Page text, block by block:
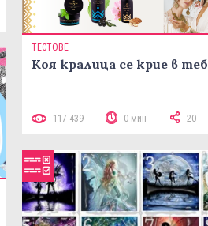
ТЕСТОВЕ
Коя кралица се крие в
117 439 0 мин 20